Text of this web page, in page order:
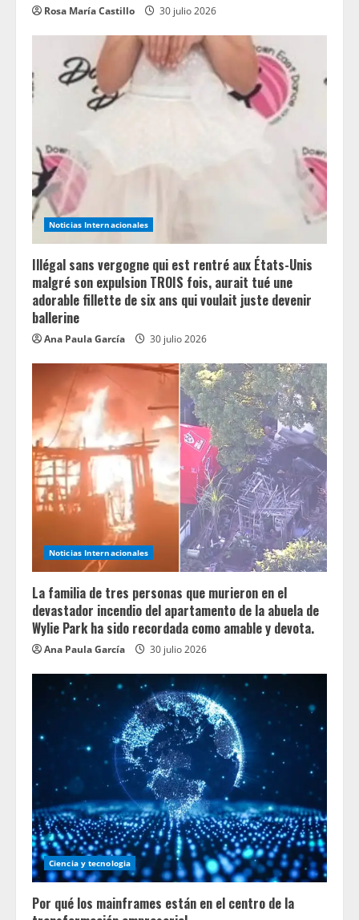
Rosa María Castillo 30 julio 2026
Noticias Internacionales
Illégal sans vergogne qui est rentré aux États-Unis
malgré son expulsion TROIS fois, aurait tué une
adorable fillette de six ans qui voulait juste devenir
ballerine
Ana Paula García 30 julio 2026
Noticias Internacionales
La familia de tres personas que murieron en el
devastador incendio del apartamento de la abuela de
Wylie Park ha sido recordada como amable y devota.
Ana Paula García 30 julio 2026
Ciencia y tecnologia
Por qué los mainframes están en el centro de la